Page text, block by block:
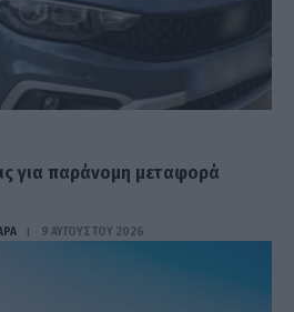
για παράνομη μεταφορά
9 ΑΥΓΟΎΣΤΟΥ 2026